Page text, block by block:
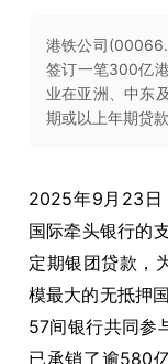
港铁公司
签订一笔300亿
业在亚洲、中东
期或以上年期贷款
2025年9月23日
国际牵头银行的
定期银团贷款，
模最大的无抵押
57间银行共同参
已承销了逾580